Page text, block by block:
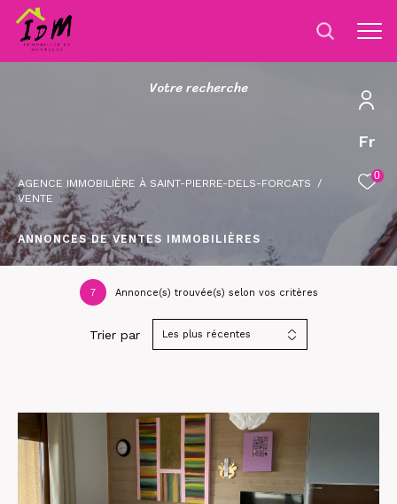
Fr
0
Votrerecherche
AGENCE IMMOBILIÈRE À SAINT-PIERRE-DELS-FORCATS
VENTE
ANNONCES DE VENTES IMMOBILIÈRES
7 Annonce(s) trouvée(s) selon vos critères
Trier par Les plus récentes